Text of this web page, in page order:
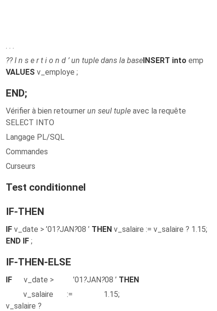
. . .
?? I n s e r t i o n d ’ un tuple dans la baseINSERT into emp
VALUES v_employe ;
END;
Vérifier à bien retourner un seul tuple avec la requête
SELECT INTO
Langage PL/SQL
Commandes
Curseurs
Test conditionnel
IF-THEN
IF v_date > ’01?JAN?08 ’ THEN v_salaire := v_salaire ? 1.15;
END IF ;
IF-THEN-ELSE
IF v_date > ’01?JAN?08 ’ THEN
v_salaire :=
v_salaire ?
1.15;